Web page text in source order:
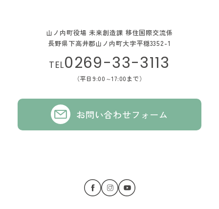
山ノ内町役場 未来創造課 移住国際交流係
長野県下高井郡山ノ内町大字平穏3352-1
TEL0269-33-3113
（平日9:00～17:00まで）
お問い合わせフォーム